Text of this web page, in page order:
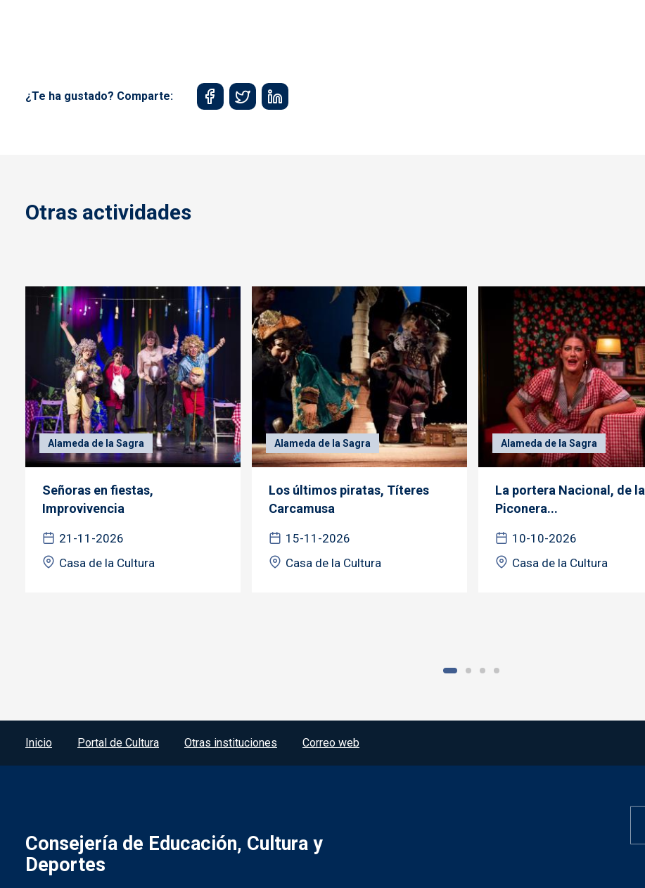
¿Te ha gustado? Comparte:
Otras actividades
Alameda de la Sagra
Señoras en fiestas,
Improvivencia
21-11-2026
Casa de la Cultura
Alameda de la Sagra
Los últimos piratas, Títeres
Carcamusa
15-11-2026
Casa de la Cultura
Alameda de la Sagra
La portera Nacional, de la
Piconera...
10-10-2026
Casa de la Cultura
Menú del pie
Inicio Portal de Cultura Otras instituciones Correo web
Consejería de Educación, Cultura y
Deportes